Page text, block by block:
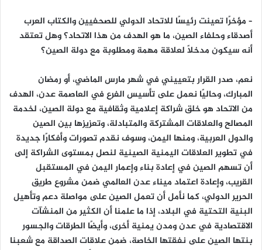
– مؤخرًا تعينت رئيسًا للاتحاد الدولي للصحفيين والكتاب العرب
أصدقاء وحلفاء الصين، ما هو الهدف من هذا الاتحاد؟ وهل تعتقد
أنه سيكون مدخلًا لعلاقة مهمة ومطلوبة مع دولة الصين؟
نعم، صدر القرار بتعييني في شهر مارس الماضي، أو رمضان
المبارك، وحاليًا نعمل على تأسيس الفرع في العاصمة عدن، الهدف
من الاتحاد هو خلق شراكة إعلامية وثقافية مع دولة الصين، لخدمة
المصالح والعلاقات المشتركة والمتبادلة، وتعزيزها بين الصين
والدول العربية، ومنها اليمن، وسوف نقدم تصورات وأفكارًا جديدة
في تطوير العلاقات اليمنية الصينية لنصل بمستوى الشراكة إلى
أن تسهم الصين في إعادة بناء وإعمار اليمن في المستقبل
القريب، وإعادة اعتماد ميناء عدن العالمي ضمن مشروع طريق
الحرير الدولي، كما نأمل أن تعمل الصين على مواصلة دعم وتأهيل
البنية التحتية في البلاد، إذا ما علمنا أن الكثير من المنشآت
الاقتصادية في عدن ومدن يمنية أخرى، وأيضًا الطرقات والجسور
بنتها الصين على نفقتها الخاصة، ضمن علاقات الصداقة مع شعبنا